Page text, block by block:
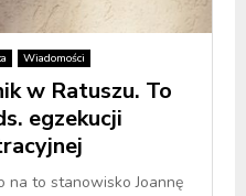
Wiadomości
w Ratuszu. To
egzekucji
to stanowisko Joannę